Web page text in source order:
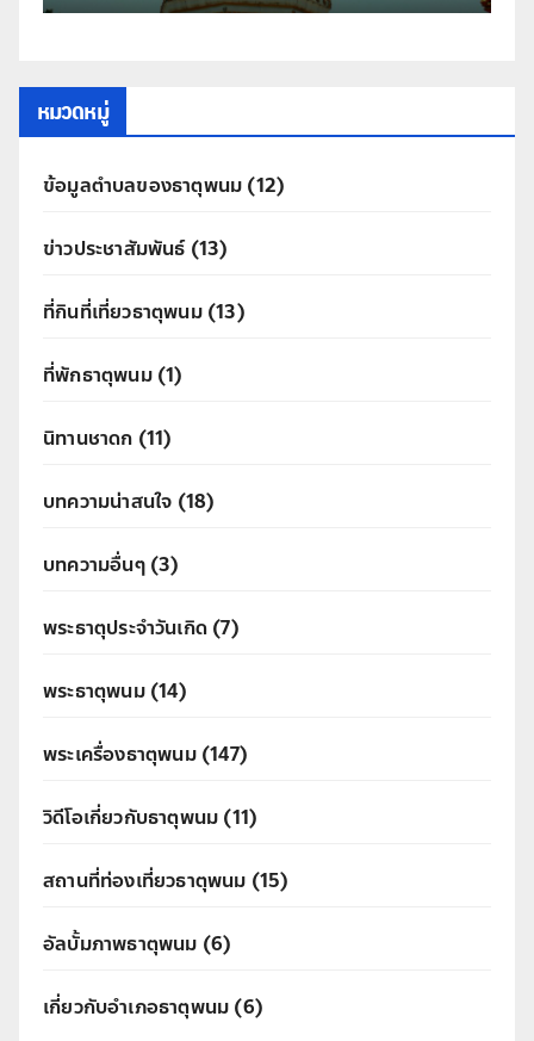
หมวดหมู่
ข้อมูลตำบลของธาตุพนม (12)
ข่าวประชาสัมพันธ์(13)
ที่กินที่เที่ยวธาตุพนม(13)
ที่พักธาตุพนม(1)
นิทานชาดก (11)
บทความน่าสนใจ (18)
บทความอื่นๆ(3)
พระธาตุประจำวันเกิด (7)
พระธาตุพนม(14)
พระเครื่องธาตุพนม(147)
วิดีโอเกี่ยวกับธาตุพนม (11)
สถานที่ท่องเที่ยวธาตุพนม (15)
อัลบั้มภาพธาตุพนม (6)
เกี่ยวกับอำเภอธาตุพนม (6)